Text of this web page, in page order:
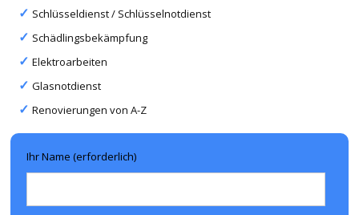
Schlüsseldienst / Schlüsselnotdienst
Schädlingsbekämpfung
Elektroarbeiten
Glasnotdienst
Renovierungen von A-Z
Ihr Name (erforderlich)